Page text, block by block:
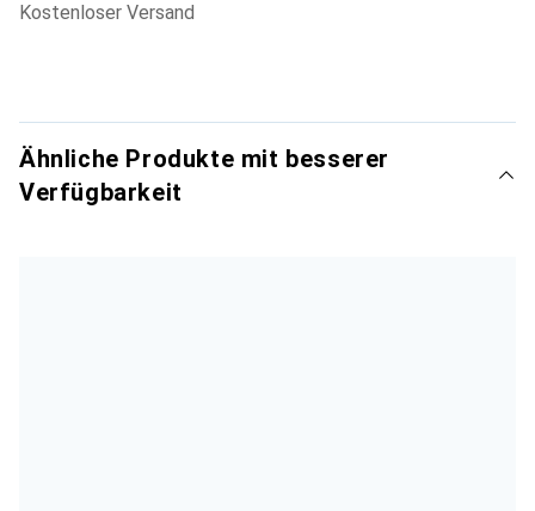
kostenloser Versand
Ähnliche Produkte mit besserer
Verfügbarkeit